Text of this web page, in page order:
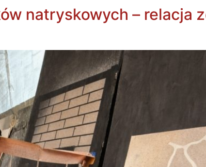
natryskowych – relacja